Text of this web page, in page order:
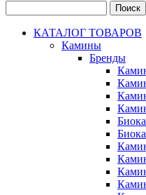
КАТАЛОГ ТОВАРОВ
Камины
Бренды